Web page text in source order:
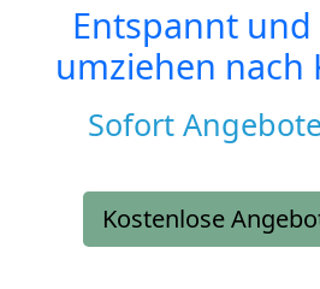
Entspannt
umziehen nach
Sofort
Kostenlose